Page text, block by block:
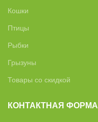
Кошки
Птицы
Рыбки
Грызуны
Товары со скидкой
КОНТАКТНАЯ ФОРМА